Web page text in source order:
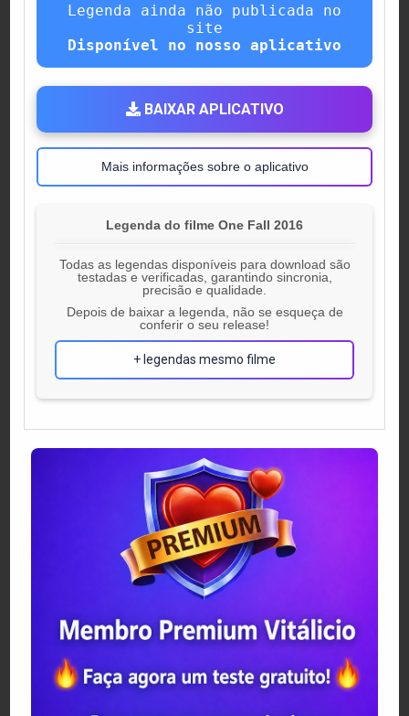
Legenda ainda não publicada no
site
Disponível no nosso aplicativo
BAIXAR APLICATIVO
Mais informações sobre o aplicativo
Legenda do filme One Fall 2016
Todas as legendas disponíveis para download são
testadas e verificadas, garantindo sincronia,
precisão e qualidade.
Depois de baixar a legenda, não se esqueça de
conferir o seu release!
+ legendas mesmo filme